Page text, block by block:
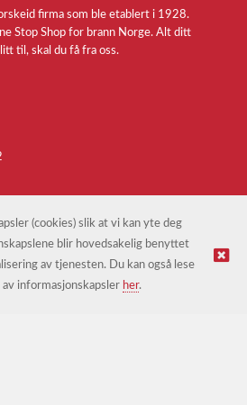
firma som ble etablert i 1928.
Stop Shop for brann Norge. Alt ditt
til, skal du få fra oss.
&implementasjon av Kréatif
(cookies) slik at vi kan yte deg
blir hovedsakelig benyttet
av tjenesten. Du kan også lese
informasjonskapsler her.